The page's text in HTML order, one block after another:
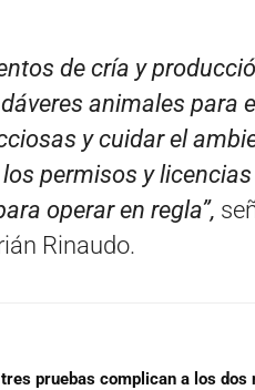
de cría y
animales para
y cuidar el
permisos y
operar en regla”,
Rinaudo.
pruebas complican a los dos